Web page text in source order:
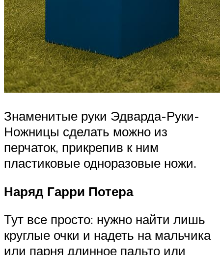
Знаменитые руки Эдварда-Руки-
Ножницы сделать можно из
перчаток, прикрепив к ним
пластиковые одноразовые ножи.
Наряд Гарри Потера
Тут все просто: нужно найти лишь
круглые очки и надеть на мальчика
или парня длинное пальто или